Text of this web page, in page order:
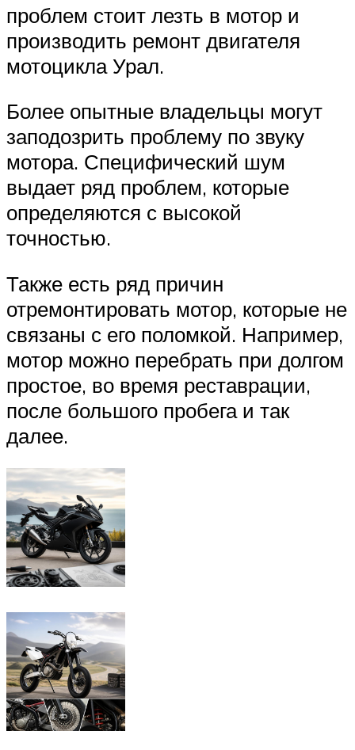
проблем стоит лезть в мотор и
производить ремонт двигателя
мотоцикла Урал.
Более опытные владельцы могут
заподозрить проблему по звуку
мотора. Специфический шум
выдает ряд проблем, которые
определяются с высокой
точностью.
Также есть ряд причин
отремонтировать мотор, которые не
связаны с его поломкой. Например,
мотор можно перебрать при долгом
простое, во время реставрации,
после большого пробега и так
далее.